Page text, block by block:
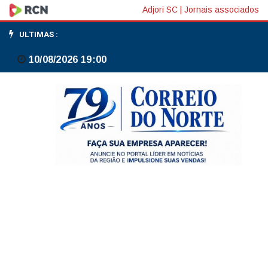
Rodoviários
do
Rio
audiência
Adjori SC Jornais associados
ULTIMAS :
10/08/2026 19:00